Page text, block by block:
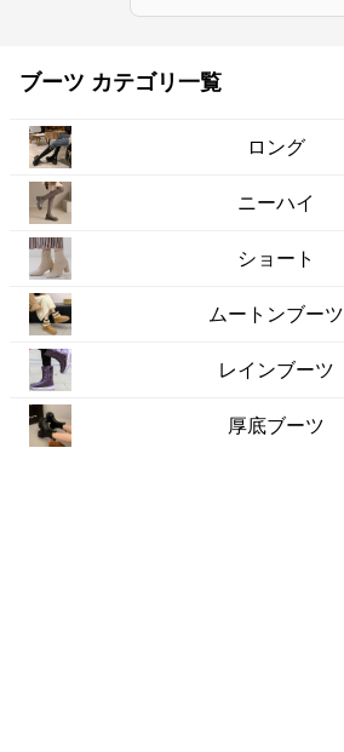
ブーツ カテゴリ一覧
ロング
ニーハイ
ショート
ムートンブーツ
レインブーツ
厚底ブーツ